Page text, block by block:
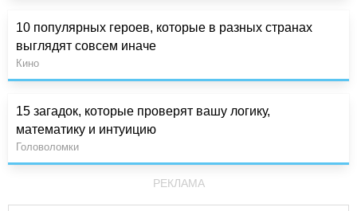
10 популярных героев, которые в разных странах
выглядят совсем иначе
Кино
15 загадок, которые проверят вашу логику,
математику и интуицию
Головоломки
РЕКЛАМА